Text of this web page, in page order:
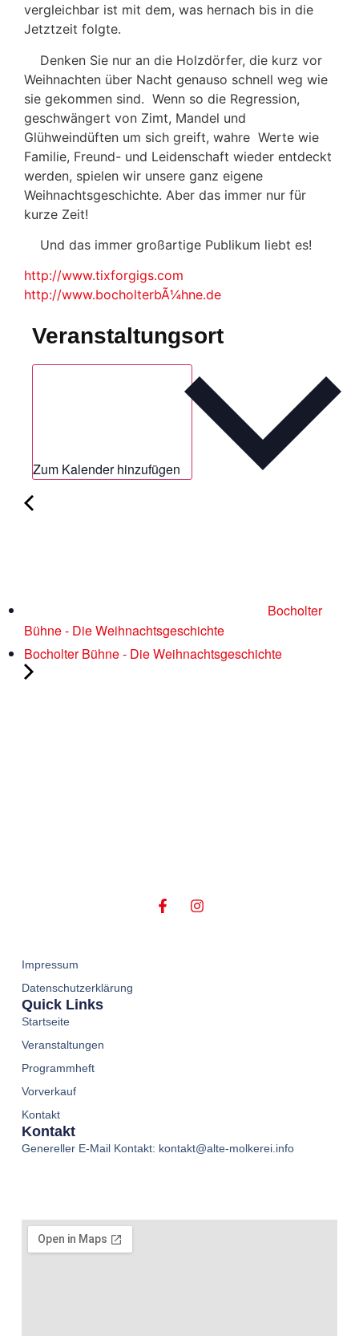
vergleichbar ist mit dem, was hernach bis in die
Jetztzeit folgte.
Denken Sie nur an die Holzdörfer, die kurz vor
Weihnachten über Nacht genauso schnell weg wie
sie gekommen sind. Wenn so die Regression,
geschwängert von Zimt, Mandel und
Glühweindüften um sich greift, wahre Werte wie
Familie, Freund- und Leidenschaft wieder entdeckt
werden, spielen wir unsere ganz eigene
Weihnachtsgeschichte. Aber das immer nur für
kurze Zeit!
Und das immer großartige Publikum liebt es!
http://www.tixforgigs.com
http://www.bocholterbÃ¼hne.de
Veranstaltungsort
Zum Kalender hinzufügen
Bocholter
Bühne - Die Weihnachtsgeschichte
Bocholter Bühne - Die Weihnachtsgeschichte
Impressum
Datenschutzerklärung
Quick Links
Startseite
Veranstaltungen
Programmheft
Vorverkauf
Kontakt
Kontakt
Genereller E-Mail Kontakt: kontakt@alte-molkerei.info